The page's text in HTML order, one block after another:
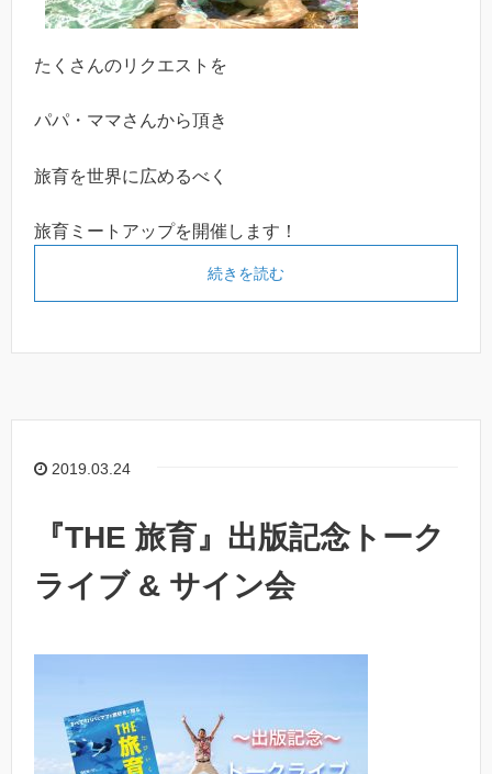
たくさんのリクエストを
パパ・ママさんから頂き
旅育を世界に広めるべく
旅育ミートアップを開催します！
続きを読む
2019.03.24
『THE 旅育』出版記念トーク
ライブ & サイン会